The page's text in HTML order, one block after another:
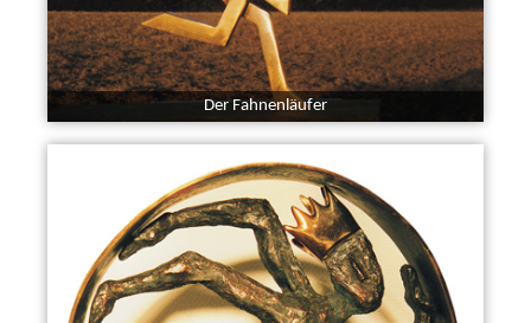
Der Fahnenläufer